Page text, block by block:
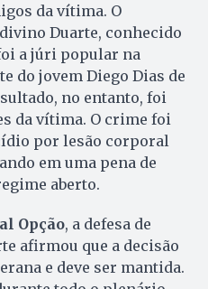
da vítima. O
Duarte, conhecido
a júri popular na
do jovem Diego Dias de
no entanto, foi
da vítima. O crime foi
por lesão corporal
em uma pena de
aberto.
Opção, a defesa de
afirmou que a decisão
e deve ser mantida.